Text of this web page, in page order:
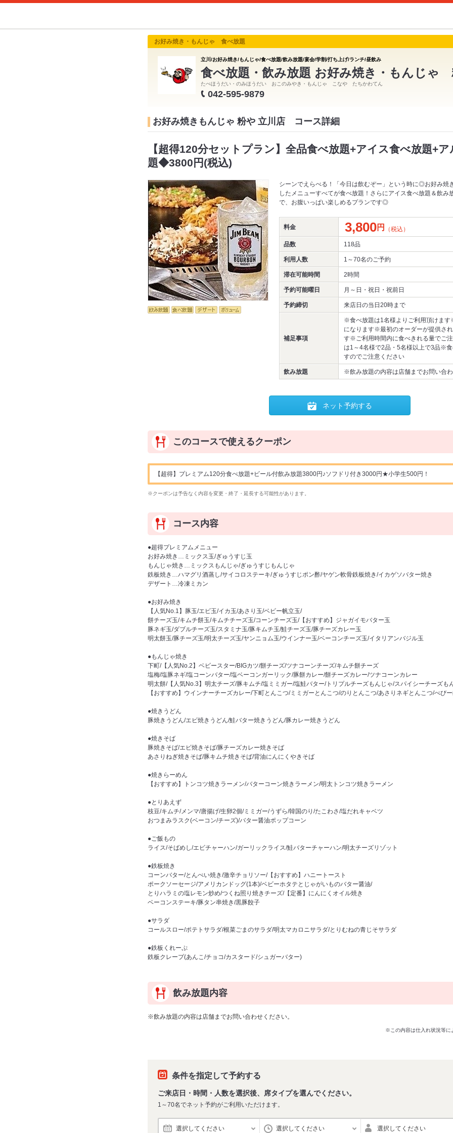
お好み焼き・もんじゃ 食べ放題
立川/お好み焼き/もんじゃ/食べ放題/飲み放題/宴会/学割/打ち上げ/ランチ/昼飲み
食べ放題・飲み放題 お好み焼き・もんじゃ
たべほうだい・のみほうだい おこのみやき・もんじゃ こなや たちかわてん
042-595-9879
お好み焼きもんじゃ 粉や 立川店 コース詳細
【超得120分セットプラン】全品食べ放題+アイス食べ放題+
題◆3800円(税込)
シーンでえらべる！「今日は飲むぞー」という時に◎お好み焼
したメニューすべてが食べ放題！さらにアイス食べ放題＆飲み
で、お腹いっぱい楽しめるプランです◎
料金 3,800円 （税込）
品数 118品
利用人数 1～70名のご予約
滞在可能時間 2時間
予約可能曜日 月～日・祝日・祝前日
予約締切 来店日の当日20時まで
補足事項
※食べ放題は1名様よりご利用頂けま
になります※最初のオーダーが提供さ
す※ご利用時間内に食べきれる量でご
は1～4名様で2品・5名様以上で3品※食
すのでご注意ください
飲み放題 ※飲み放題の内容は店舗までお問い合わ
ネット予約する
このコースで使えるクーポン
【超得】プレミアム120分食べ放題+ビール付飲み放題3800円♪ソフドリ付き3000円★小学生500円！
※クーポンは予告なく内容を変更・終了・延長する可能性があります。
コース内容
●超得プレミアムメニュー
お好み焼き…ミックス玉/ぎゅうすじ玉
もんじゃ焼き…ミックスもんじゃ/ぎゅうすじもんじゃ
鉄板焼き…ハマグリ酒蒸し/サイコロステーキ/ぎゅうすじポン酢/ヤゲン軟骨鉄板焼き/イカゲソバター焼き
デザート…冷凍ミカン
●お好み焼き
【人気No.1】豚玉/エビ玉/イカ玉/あさり玉/ベビー帆立玉/
餅チーズ玉/キムチ餅玉/キムチチーズ玉/コーンチーズ玉/【おすすめ】ジャガイモバター玉
豚ネギ玉/ダブルチーズ玉/スタミナ玉/豚キムチ玉/鮭チーズ玉/豚チーズカレー玉
明太餅玉/豚チーズ玉/明太チーズ玉/ヤンニョム玉/ウインナー玉/ベーコンチーズ玉/イタリアンバジル玉
●もんじゃ焼き
下町/【人気No.2】ベビースター/BIGカツ/餅チーズ/ツナコーンチーズ/キムチ餅チーズ
塩梅/塩豚ネギ/塩コーンバター/塩ベーコンガーリック/豚餅カレー/餅チーズカレー/ツナコーンカレー
明太餅/【人気No.3】明太チーズ/豚キムチ/塩ミミガー/塩鮭バター/トリプルチーズもんじゃ/スパイシーチーズも
【おすすめ】ウインナーチーズカレー/下町とんこつ/ミミガーとんこつ/のりとんこつ/あさりネギとんこつ/べび
●焼きうどん
豚焼きうどん/エビ焼きうどん/鮭バター焼きうどん/豚カレー焼きうどん
●焼きそば
豚焼きそば/エビ焼きそば/豚チーズカレー焼きそば
あさりねぎ焼きそば/豚キムチ焼きそば/背油にんにくやきそば
●焼きらーめん
【おすすめ】トンコツ焼きラーメン/バターコーン焼きラーメン/明太トンコツ焼きラーメン
●とりあえず
枝豆/キムチ/メンマ/唐揚げ/生卵2個/ミミガー/うずら/韓国のり/たこわさ/塩だれキャベツ
おつまみラスク(ベーコン/チーズ)/バター醤油ポップコーン
●ご飯もの
ライス/そばめし/エビチャーハン/ガーリックライス/鮭バターチャーハン/明太チーズリゾット
●鉄板焼き
コーンバター/とんぺい焼き/激辛チョリソー/【おすすめ】ハニートースト
ポークソーセージ/アメリカンドッグ(1本)/ベビーホタテとじゃがいものバター醤油/
とりハラミの塩レモン炒め/つくね照り焼きチーズ/【定番】にんにくオイル焼き
ベーコンステーキ/豚タン串焼き/黒豚餃子
●サラダ
コールスロー/ポテトサラダ/根菜ごまのサラダ/明太マカロニサラダ/とりむねの青じそサラダ
●鉄板くれーぷ
鉄板クレープ(あんこ/チョコ/カスタード/シュガーバター)
飲み放題内容
※飲み放題の内容は店舗までお問い合わせください。
※この内容は仕入れ状況等に
条件を指定して予約する
ご来店日・時間・人数を選択後、席タイプを選んでください。
1～70名でネット予約がご利用いただけます。
選択してください 選択してください 選択してください